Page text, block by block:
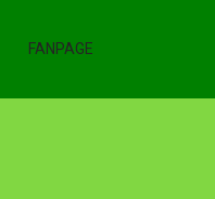
FANPAGE